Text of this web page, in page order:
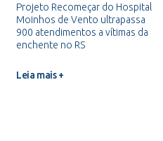
Projeto Recomeçar do Hospital
Moinhos de Vento ultrapassa
900 atendimentos a vítimas da
enchente no RS
Leia mais +